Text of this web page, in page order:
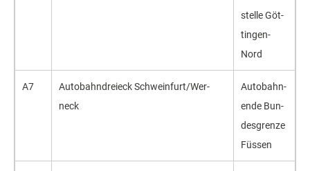
stel­le Göt­
tin­gen-
Nord
A7
Auto­bahn­drei­eck Schwein­furt/Wer­
neck
Auto­bahn­
ende Bun­
des­gren­ze
Füs­sen